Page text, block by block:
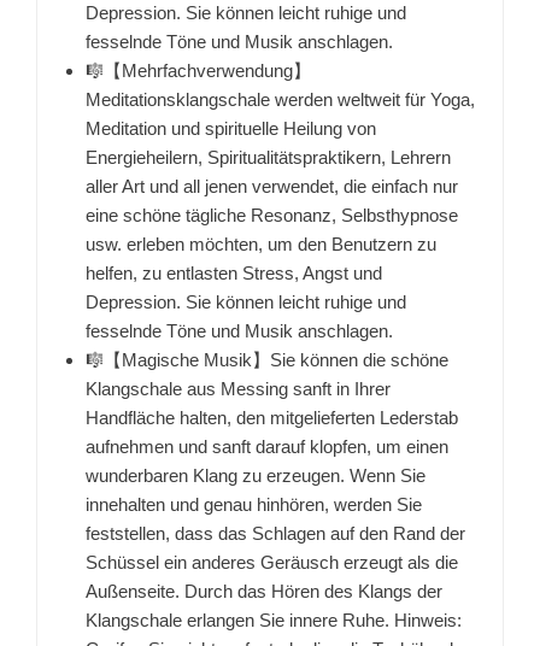
Depression. Sie können leicht ruhige und
fesselnde Töne und Musik anschlagen.
🎼【Mehrfachverwendung】
Meditationsklangschale werden weltweit für Yoga,
Meditation und spirituelle Heilung von
Energieheilern, Spiritualitätspraktikern, Lehrern
aller Art und all jenen verwendet, die einfach nur
eine schöne tägliche Resonanz, Selbsthypnose
usw. erleben möchten, um den Benutzern zu
helfen, zu entlasten Stress, Angst und
Depression. Sie können leicht ruhige und
fesselnde Töne und Musik anschlagen.
🎼【Magische Musik】Sie können die schöne
Klangschale aus Messing sanft in Ihrer
Handfläche halten, den mitgelieferten Lederstab
aufnehmen und sanft darauf klopfen, um einen
wunderbaren Klang zu erzeugen. Wenn Sie
innehalten und genau hinhören, werden Sie
feststellen, dass das Schlagen auf den Rand der
Schüssel ein anderes Geräusch erzeugt als die
Außenseite. Durch das Hören des Klangs der
Klangschale erlangen Sie innere Ruhe. Hinweis: